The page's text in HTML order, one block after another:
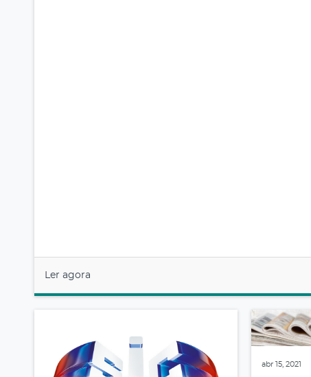
Ler agora
abr 15, 2021